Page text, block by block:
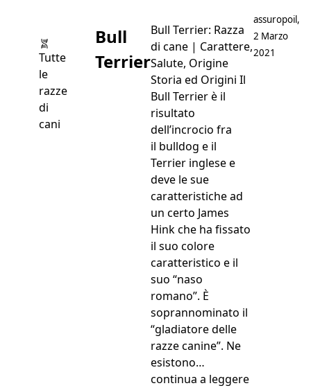
Tutte
le
razze
di
cani
Bull
Terrier
Bull Terrier: Razza
di cane | Carattere,
Salute, Origine
Storia ed Origini Il
Bull Terrier è il
risultato
dell’incrocio fra
il bulldog e il
Terrier inglese e
deve le sue
caratteristiche ad
un certo James
Hink che ha fissato
il suo colore
caratteristico e il
suo “naso
romano”. È
soprannominato il
“gladiatore delle
razze canine”. Ne
esistono…
continua a leggere“Bull
Postato da
assuropoil ,
2 Marzo
2021